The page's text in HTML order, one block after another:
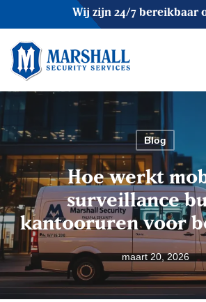
main
content
Wij zijn 24/7 bereikbaar
Blog
Hoe werkt
surveillance
kantooruren voor
maart 20, 2026